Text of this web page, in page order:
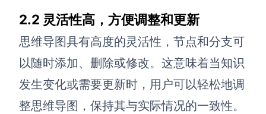
2.2 灵活性高，方便调整和更新
思维导图具有高度的灵活性，节点和分支可
以随时添加、删除或修改。这意味着当知识
发生变化或需要更新时，用户可以轻松地调
整思维导图，保持其与实际情况的一致性。